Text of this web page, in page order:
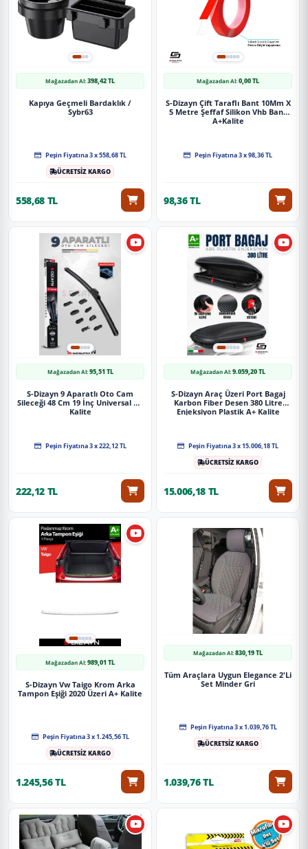
Mağazadan Al:398,42 TL
Kapıya Geçmeli Bardaklık /
Sybr63
Peşin Fiyatına 3 x 558,68 TL
ÜCRETSİZ KARGO
558,68 TL
Mağazadan Al:0,00 TL
S-Dizayn Çift Taraflı Bant 10Mm X
5 Metre Şeffaf Silikon Vhb Bant
A+Kalite
Peşin Fiyatına 3 x 98,36 TL
98,36 TL
Mağazadan Al:95,51 TL
S-Dizayn 9 Aparatlı Oto Cam
Sileceği 48 Cm 19 İnç Universal A+
Kalite
Peşin Fiyatına 3 x 222,12 TL
222,12 TL
Mağazadan Al:9.059,20 TL
S-Dizayn Araç Üzeri Port Bagaj
Karbon Fiber Desen 380 Litre
Enjeksiyon Plastik A+ Kalite
Peşin Fiyatına 3 x 15.006,18 TL
ÜCRETSİZ KARGO
15.006,18 TL
Mağazadan Al:989,01 TL
S-Dizayn Vw Taigo Krom Arka
Tampon Eşiği 2020 Üzeri A+ Kalite
Peşin Fiyatına 3 x 1.245,56 TL
ÜCRETSİZ KARGO
1.245,56 TL
Mağazadan Al:830,19 TL
Tüm Araçlara Uygun Elegance 2'Li
Set Minder Gri
Peşin Fiyatına 3 x 1.039,76 TL
ÜCRETSİZ KARGO
1.039,76 TL